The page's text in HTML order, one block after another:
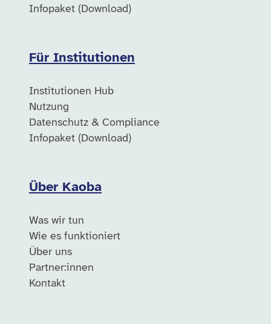
Infopaket (Download)
Für Institutionen
Institutionen Hub
Nutzung
Datenschutz & Compliance
Infopaket (Download)
Über Kaoba
Was wir tun
Wie es funktioniert
Über uns
Partner:innen
Kontakt